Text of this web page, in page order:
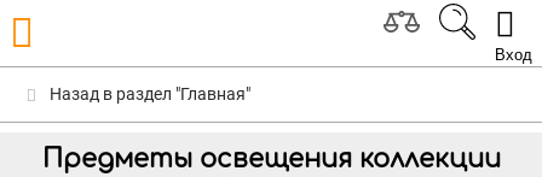
Вход
Назад в раздел "Главная"
Предметы освещения коллекции